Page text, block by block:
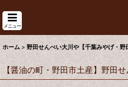
メニュー
ホーム > 野田せんべい大川や【千葉みやげ・野
【醤油の町・野田市土産】野田